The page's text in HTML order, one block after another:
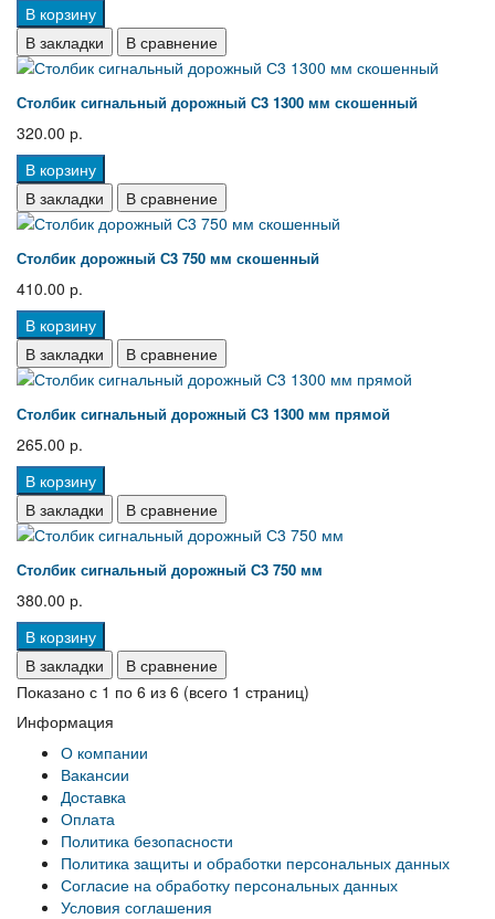
В корзину
В закладки
В сравнение
Столбик сигнальный дорожный С3 1300 мм скошенный
320.00 р.
В корзину
В закладки
В сравнение
Столбик дорожный С3 750 мм скошенный
410.00 р.
В корзину
В закладки
В сравнение
Столбик сигнальный дорожный С3 1300 мм прямой
265.00 р.
В корзину
В закладки
В сравнение
Столбик сигнальный дорожный С3 750 мм
380.00 р.
В корзину
В закладки
В сравнение
Показано с 1 по 6 из 6 (всего 1 страниц)
Информация
О компании
Вакансии
Доставка
Оплата
Политика безопасности
Политика защиты и обработки персональных данных
Согласие на обработку персональных данных
Условия соглашения